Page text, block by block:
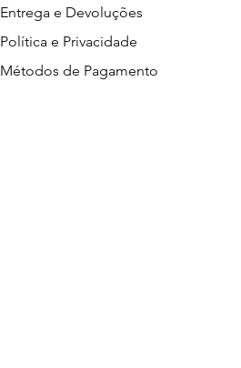
Entrega e Devoluções
Política e Privacidade
Métodos de Pagamento